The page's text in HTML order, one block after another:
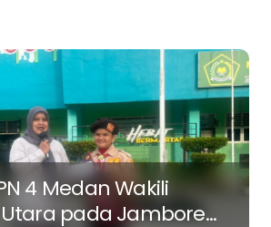
4 Medan Wakili
pada Jambore